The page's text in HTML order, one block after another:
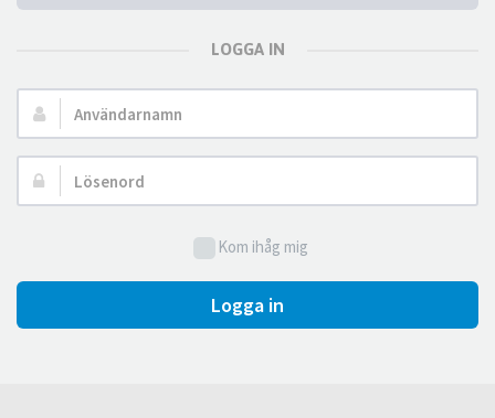
LOGGA IN
Användarnamn:
Lösenord:
Kom ihåg mig
Logga in